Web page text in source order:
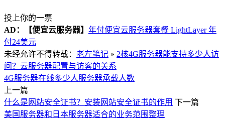
投上你的一票
AD：
【便宜云服务器】 年付便宜云服务器套餐 LightLayer 年
付24美元
未经允许不得转载： 老左笔记 » 2核4G服务器能支持多少人访
问？云服务器配置与访客的关系
4G服务器在线多少人服务器承载人数
上一篇
什么是网站安全证书？安装网站安全证书的作用 下一篇
美国服务器和日本服务器适合的业务范围整理